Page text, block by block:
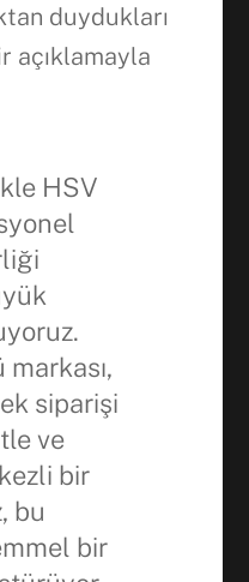
duydukları
açıklamayla
HSV
siparişi
ve
bir
bu
bir